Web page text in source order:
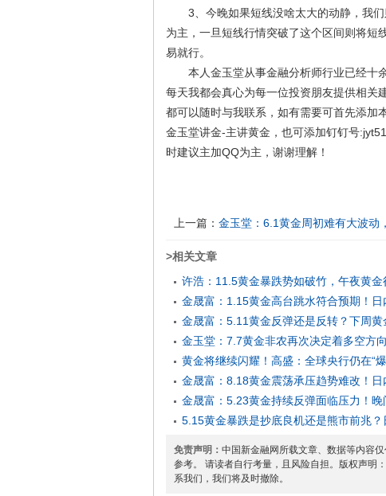
3、今晚如果短线没啥太大的动静，我们
为主，一旦短线行情突破了这个区间则将
易就行。
本人金玉堂从事金融分析师行业已经十余
每天我都会真心为每一位投资朋友提供相关
都可以随时与我联系，如有需要可首先添加
金玉堂讲金-主讲黄金，也可添加钉钉号
时建议主加QQ为主，谢谢理解！
上一篇： 金玉堂：6.1黄金周初难有大波动
>相关文章
许浩：11.5黄金暴跌势如破竹，午夜黄
金晟富：1.15黄金高台跳水符合预期！
金晟富：5.11黄金反弹还是反转？下周
金玉堂：7.7黄金非农再次决定着多空方
黄金将继续闪耀！高盛：全球央行仍在“
金晟富：8.18黄金震荡承压趋势难改！
金晟富：5.23黄金持续反弹面临压力！
5.15黄金暴跌是抄底良机还是熊市前兆
免责声明： 中国新金融网所载文章、数据等内容
参考。 请读者自行考量，且风险自担。版权声明
系我们，我们将及时撤除。